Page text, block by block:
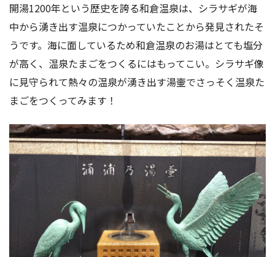
開湯1200年という歴史を誇る和倉温泉は、シラサギが海
中から湧き出す温泉につかっていたことから発見されたそ
うです。海に面しているため和倉温泉のお湯はとても塩分
が高く、温泉たまごをつくるにはもってこい。シラサギ像
に見守られて熱々の温泉が湧き出す湯壷でさっそく温泉た
まごをつくってみます！